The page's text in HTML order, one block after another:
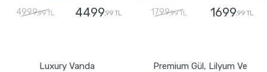
4999,99 TL 4499,99 TL 1799,99 TL 1699,99 TL
Luxury Vanda
Premium Gül, Lilyum Ve